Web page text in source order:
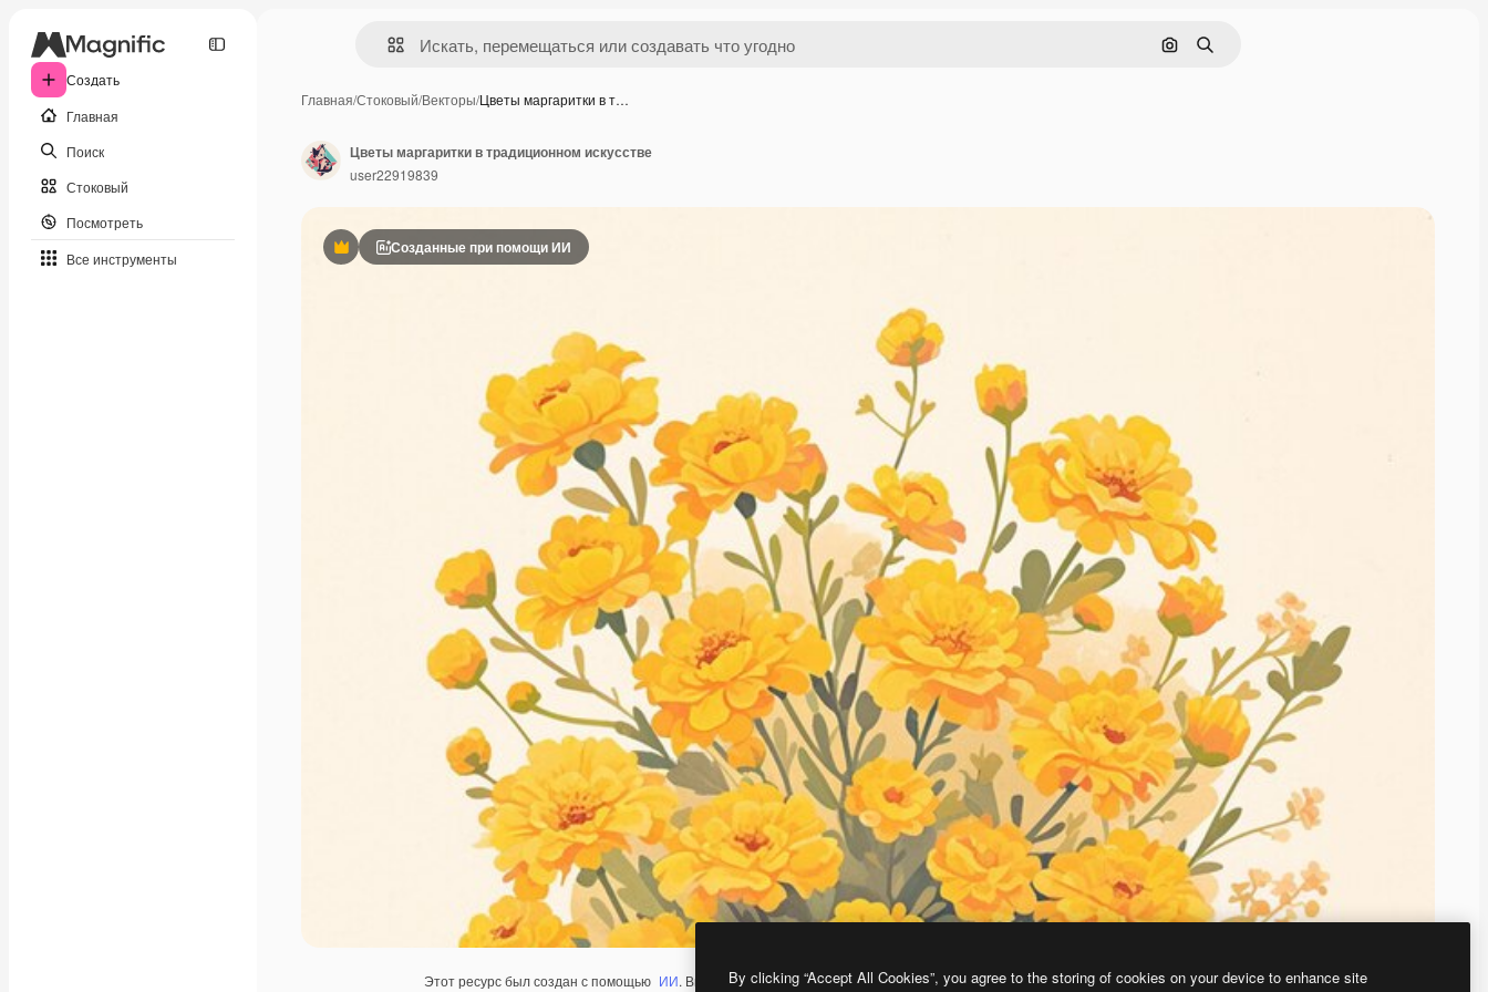
Создать
Главная
Поиск
Стоковый
Посмотреть
Все инструменты
Поиск по изображению
Поиск
Главная/Стоковый/Векторы/Цветы маргаритки в т…
ПремиумСозданные при помощи ИИ
Этот ресурс был создан с помощью ИИ. Вы можете создать свой собственный с помощью нашего генератора изображений на основе ИИ.
Цветы маргаритки в традиционном искусстве
user22919839
By clicking “Accept All Cookies”, you agree to the storing of cookies on your device to enhance site